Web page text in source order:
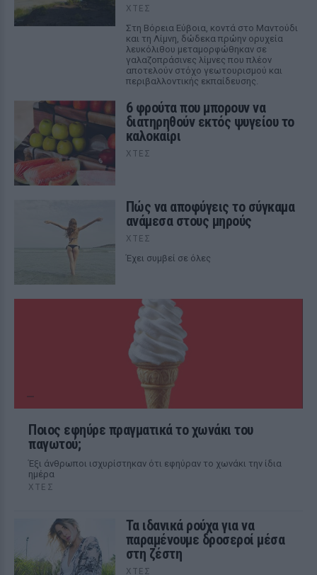
ΧΤΕΣ
Στη Βόρεια Εύβοια, κοντά στο Μαντούδι
και τη Λίμνη, δώδεκα πρώην ορυχεία
λευκόλιθου μεταμορφώθηκαν σε
γαλαζοπράσινες λίμνες που πλέον
αποτελούν στόχο γεωτουρισμού και
περιβαλλοντικής εκπαίδευσης.
6 φρούτα που μπορουν να
διατηρηθούν εκτός ψυγείου το
καλοκαίρι
ΧΤΕΣ
Πώς να αποφύγεις το σύγκαμα
ανάμεσα στους μηρούς
ΧΤΕΣ
Έχει συμβεί σε όλες
Ποιος εφηύρε πραγματικά το χωνάκι του
παγωτού;
Έξι άνθρωποι ισχυρίστηκαν ότι εφηύραν το χωνάκι την ίδια
ημέρα
ΧΤΕΣ
Τα ιδανικά ρούχα για να
παραμένουμε δροσεροί μέσα
στη ζέστη
ΧΤΕΣ